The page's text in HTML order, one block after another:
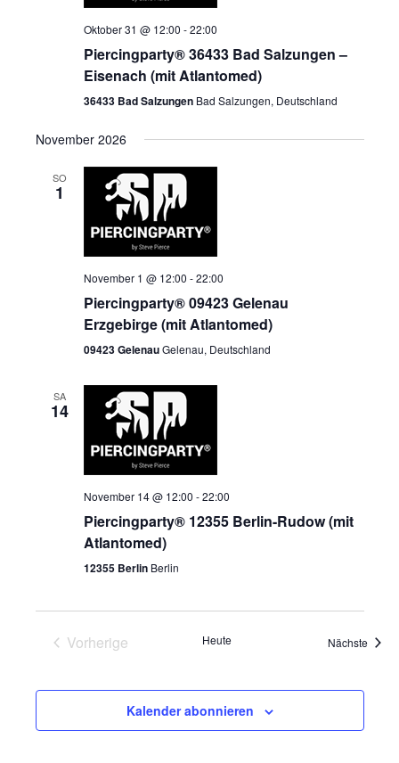
Oktober 31 @ 12:00 -22:00
Piercingparty® 36433 Bad Salzungen –
Eisenach (mit Atlantomed)
36433 Bad Salzungen Bad Salzungen, Deutschland
November 2026
SO
1
November 1 @ 12:00 -22:00
Piercingparty® 09423 Gelenau
Erzgebirge (mit Atlantomed)
09423 GelenauGelenau, Deutschland
SA
14
November 14 @ 12:00 -22:00
Piercingparty® 12355 Berlin-Rudow (mit
Atlantomed)
12355 Berlin Berlin
Vorherige
Heute Nächste
Kalender abonnieren